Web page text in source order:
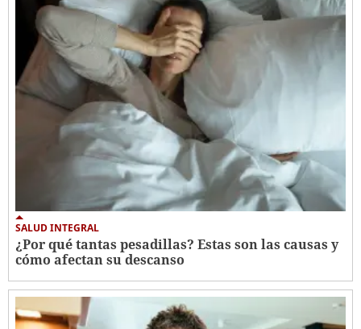
SALUD INTEGRAL
¿Por qué tantas pesadillas? Estas son las causas y
cómo afectan su descanso